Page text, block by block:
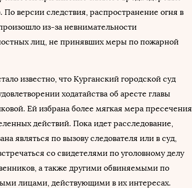
По версии следствия, распространение огня в
из-за невнимательности
лиц, не принявших меры по пожарной
известно, что Курганский городской суд
ходатайства об аресте главы
Ей избрана более мягкая мера пресечения
действий. Пока идет расследование,
являться по вызову следователя или в суд,
со свидетелями по уголовному делу
а также другими обвиняемыми по
лицами, действующими в их интересах.